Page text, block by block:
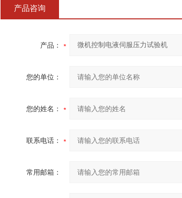
产品咨询
产品：
您的单位：
您的姓名：
联系电话：
常用邮箱：